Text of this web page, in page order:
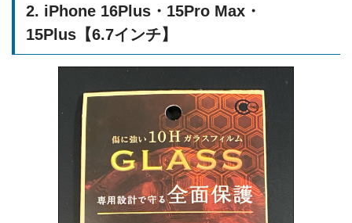
2. iPhone 16Plus・15Pro Max・
15Plus【6.7インチ】